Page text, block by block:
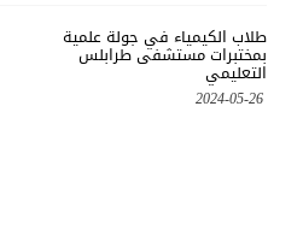
طلاب الكيمياء في جولة علمية
بمختبرات مستشفى طرابلس
التعليمي
2024-05-26